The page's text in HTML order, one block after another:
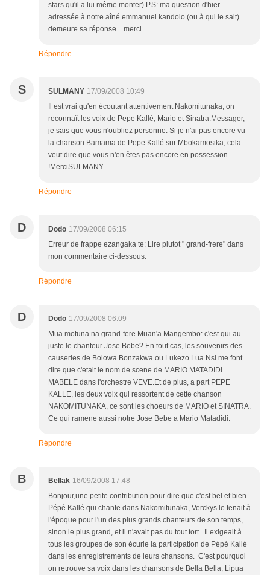
stars qu'il a lui même monter) P.S: ma question d'hier
adressée à notre aîné emmanuel kandolo (ou à qui le sait)
demeure sa réponse....merci
Répondre
S SULMANY 17/09/2008 10:49
Il est vrai qu'en écoutant attentivement Nakomitunaka, on
reconnaît les voix de Pepe Kallé, Mario et Sinatra.Messager,
je sais que vous n'oubliez personne. Si je n'ai pas encore vu
la chanson Bamama de Pepe Kallé sur Mbokamosika, cela
veut dire que vous n'en êtes pas encore en possession
!MerciSULMANY
Répondre
D Dodo 17/09/2008 06:15
Erreur de frappe ezangaka te: Lire plutot " grand-frere" dans
mon commentaire ci-dessous.
Répondre
D Dodo 17/09/2008 06:09
Mua motuna na grand-fere Muan'a Mangembo: c'est qui au
juste le chanteur Jose Bebe? En tout cas, les souvenirs des
causeries de Bolowa Bonzakwa ou Lukezo Lua Nsi me font
dire que c'etait le nom de scene de MARIO MATADIDI
MABELE dans l'orchestre VEVE.Et de plus, a part PEPE
KALLE, les deux voix qui ressortent de cette chanson
NAKOMITUNAKA, ce sont les choeurs de MARIO et SINATRA.
Ce qui ramene aussi notre Jose Bebe a Mario Matadidi.
Répondre
B Bellak 16/09/2008 17:48
Bonjour,une petite contribution pour dire que c'est bel et bien
Pépé Kallé qui chante dans Nakomitunaka, Verckys le tenait à
l'époque pour l'un des plus grands chanteurs de son temps,
sinon le plus grand, et il n'avait pas du tout tort. Il exigeait à
tous les groupes de son écurie la participation de Pépé Kallé
dans les enregistrements de leurs chansons. C'est pourquoi
on retrouve sa voix dans les chansons de Bella Bella, Lipua